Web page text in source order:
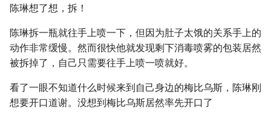
陈琳想了想，拆！
陈琳拆一瓶就往手上喷一下，但因为肚子太饿的关系手上的
动作非常缓慢。然而很快他就发现剩下消毒喷雾的包装居然
被拆掉了，自己只需要往手上喷一喷就好。
看了一眼不知道什么时候来到自己身边的梅比乌斯，陈琳刚
想要开口道谢。没想到梅比乌斯居然率先开口了